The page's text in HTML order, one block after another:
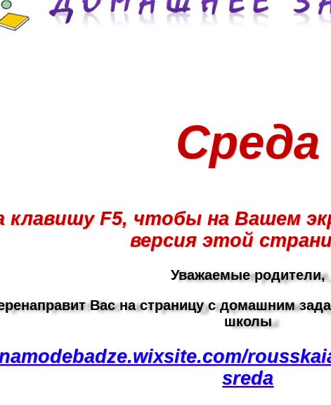
Среда
F5, чтобы на Вашем
версия этой
Уважаемые родители,
Вас на страницу с домашним
школы
sreda